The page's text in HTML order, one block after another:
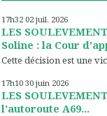
17h32 02 juil. 2026
LES
Soline : la Cour
Cette décision est une
17h10 30 juin 2026
LES
l’autoroute A69...